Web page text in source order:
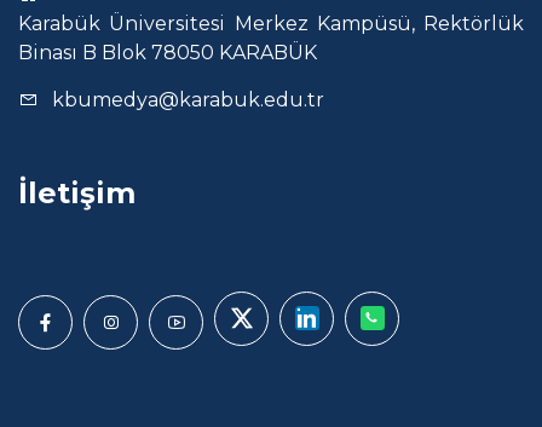
Karabük Üniversitesi Merkez Kampüsü, Rektörlük
Binası B Blok 78050 KARABÜK
kbumedya@karabuk.edu.tr
İletişim